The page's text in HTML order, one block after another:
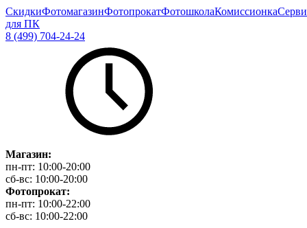
СкидкиФотомагазинФотопрокатФотошколаКомиссионка
для ПК
8 (499) 704-24-24
Магазин:
пн-пт: 10:00-20:00
сб-вс: 10:00-20:00
Фотопрокат:
пн-пт: 10:00-22:00
сб-вс: 10:00-22:00